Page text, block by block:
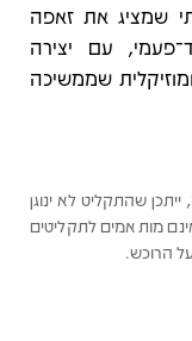
שמציג את זאפה
עם יצירה
שממשיכה
שהתקליט לא ינוגן
מותאמים לתקליטים
הרוכש.